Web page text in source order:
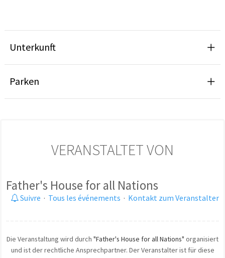
Unterkunft
Parken
VERANSTALTET VON
Father's House for all Nations
Suivre · Tous les événements · Kontakt zum Veranstalter
Die Veranstaltung wird durch "Father's House for all Nations" organisiert
und ist der rechtliche Ansprechpartner. Der Veranstalter ist für diese